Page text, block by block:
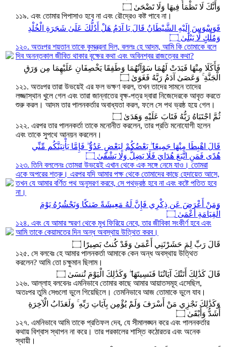
وَأَنَّكَ لَا تَظْمَأُ فِيهَا وَلَا تَضْحَىٰ ۝
১১৯. এবং তোমার পিপাসাও হবে না এবং রৌদ্রেও কষ্ট পাবে না।
فَوَسْوَسَ إِلَيْهِ الشَّيْطَانُ قَالَ يَا آدَمُ هَلْ أَدُلُّكَ عَلَىٰ شَجَرَةِ الْخُلْدِ
وَمُلْكٍ لَّا يَبْلَىٰ ۝
১২০. অতঃপর শয়তান তাকে কুমন্ত্রনা দিল, বললঃ হে আদম, আমি কি তোমাকে বলে
দিব অনন্তকাল জীবিত থাকার বৃক্ষের কথা এবং অবিনশ্বর রাজত্বের কথা?
فَأَكَلَا مِنْهَا فَبَدَتْ لَهُمَا سَوْآتُهُمَا وَطَفِقَا يَخْصِفَانِ عَلَيْهِمَا مِن وَرَقِ
الْجَنَّةِ ۚ وَعَصَىٰ آدَمُ رَبَّهُ فَغَوَىٰ ۝
১২১. অতঃপর তারা উভয়েই এর ফল ভক্ষণ করল, তখন তাদের সামনে তাদের
লজ্জাস্থান খুলে গেল এবং তারা জান্নাতের বৃক্ষ-পত্র দ্বারা নিজেদেরকে আবৃত করতে
শুরু করল। আদম তার পালনকর্তার অবাধ্যতা করল, ফলে সে পথ ভ্রষ্ঠ হয়ে গেল।
ثُمَّ اجْتَبَاهُ رَبُّهُ فَتَابَ عَلَيْهِ وَهَدَىٰ ۝
১২২. এরপর তার পালনকর্তা তাকে মনোনীত করলেন, তার প্রতি মনোযোগী হলেন
এবং তাকে সুপথে আনয়ন করলেন।
قَالَ اهْبِطَا مِنْهَا جَمِيعًا ۖ بَعْضُكُمْ لِبَعْضٍ عَدُوٌّ ۖ فَإِمَّا يَأْتِيَنَّكُم مِّنِّي
هُدًى فَمَنِ اتَّبَعَ هُدَايَ فَلَا يَضِلُّ وَلَا يَشْقَىٰ ۝
১২৩. তিনি বললেনঃ তোমরা উভয়েই এখান থেকে এক সঙ্গে নেমে যাও। তোমরা
একে অপরের শত্রু। এরপর যদি আমার পক্ষ থেকে তোমাদের কাছে হেদায়েত আসে,
তখন যে আমার বর্ণিত পথ অনুসরণ করবে, সে পথভ্রষ্ঠ হবে না এবং কষ্টে পতিত হবে
না।
وَمَنْ أَعْرَضَ عَن ذِكْرِي فَإِنَّ لَهُ مَعِيشَةً ضَنكًا وَنَحْشُرُهُ يَوْمَ
الْقِيَامَةِ أَعْمَىٰ ۝
১২৪. এবং যে আমার স্মরণ থেকে মুখ ফিরিয়ে নেবে, তার জীবিকা সংকীর্ণ হবে এবং
আমি তাকে কেয়ামতের দিন অন্ধ অবস্থায় উত্থিত করব।
قَالَ رَبِّ لِمَ حَشَرْتَنِي أَعْمَىٰ وَقَدْ كُنتُ بَصِيرًا ۝
১২৫. সে বলবেঃ হে আমার পালনকর্তা আমাকে কেন অন্ধ অবস্থায় উত্থিত
করলেন? আমি তো চক্ষুমান ছিলাম।
قَالَ كَذَٰلِكَ أَتَتْكَ آيَاتُنَا فَنَسِيتَهَا ۖ وَكَذَٰلِكَ الْيَوْمَ تُنسَىٰ ۝
১২৬. আল্লাহ বলবেনঃ এমনিভাবে তোমার কাছে আমার আয়াতসমূহ এসেছিল,
অতঃপর তুমি সেগুলো ভুলে গিয়েছিলে। তেমনিভাবে আজ তোমাকে ভুলে যাব।
وَكَذَٰلِكَ نَجْزِي مَنْ أَسْرَفَ وَلَمْ يُؤْمِن بِآيَاتِ رَبِّهِ ۚ وَلَعَذَابُ الْآخِرَةِ
أَشَدُّ وَأَبْقَىٰ ۝
১২৭. এমনিভাবে আমি তাকে প্রতিফল দেব, যে সীমালঙ্ঘন করে এবং পালনকর্তার
কথায় বিশ্বাস স্থাপন না করে। তার পরকালের শাস্তি কঠোরতর এবং অনেক
স্থায়ী।